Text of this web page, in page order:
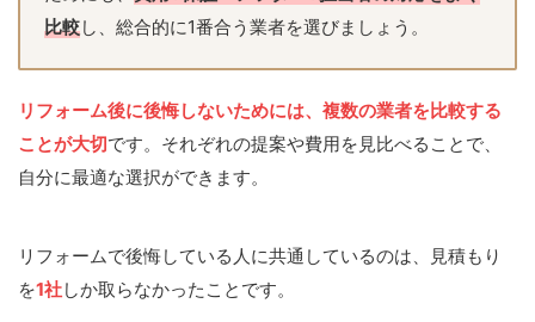
比較し、総合的に1番合う業者を選びましょう。
リフォーム後に後悔しないためには、複数の業者を比較する
ことが大切です。それぞれの提案や費用を見比べることで、
自分に最適な選択ができます。
リフォームで後悔している人に共通しているのは、見積もり
を1社しか取らなかったことです。